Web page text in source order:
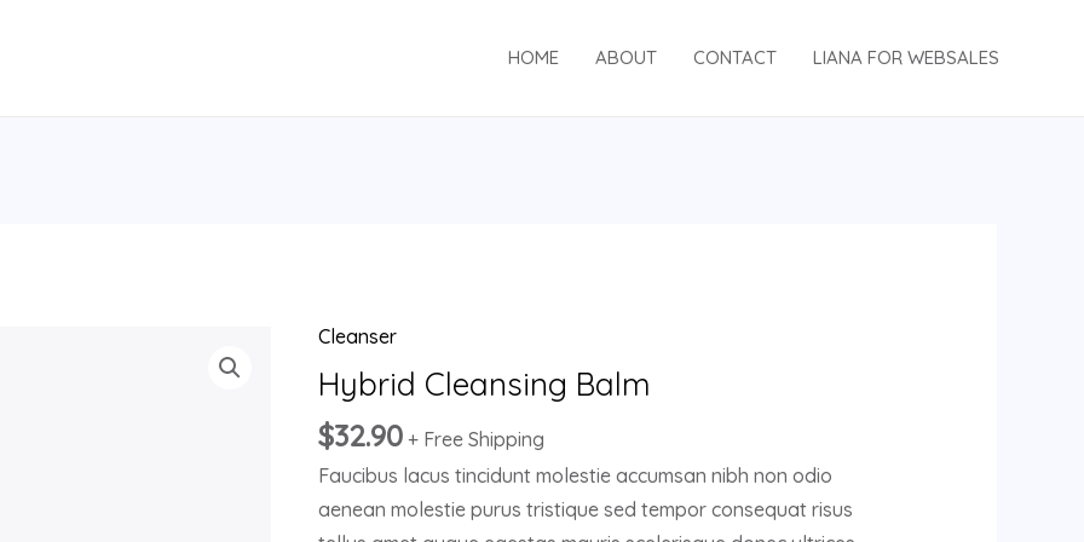
HOME ABOUT CONTACT LIANA FOR WEBSALES
Cleanser
Hybrid Cleansing Balm
$32.90 + Free Shipping
Faucibus lacus tincidunt molestie accumsan nibh non odio
aenean molestie purus tristique sed tempor consequat risus
Hybrid
Cleansing
quantity